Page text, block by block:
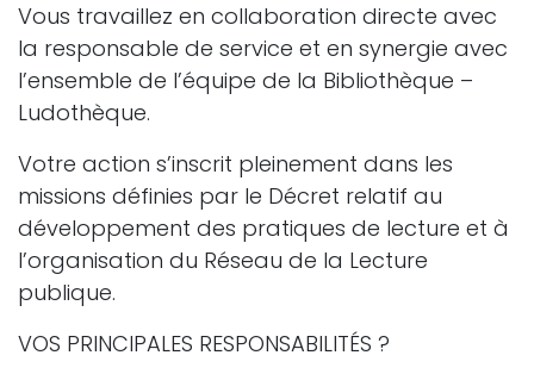
Vous travaillez en collaboration directe avec
la responsable de service et en synergie avec
l’ensemble de l’équipe de la Bibliothèque –
Ludothèque.
Votre action s’inscrit pleinement dans les
missions définies par le Décret relatif au
développement des pratiques de lecture et à
l’organisation du Réseau de la Lecture
publique.
VOS PRINCIPALES RESPONSABILITÉS ?